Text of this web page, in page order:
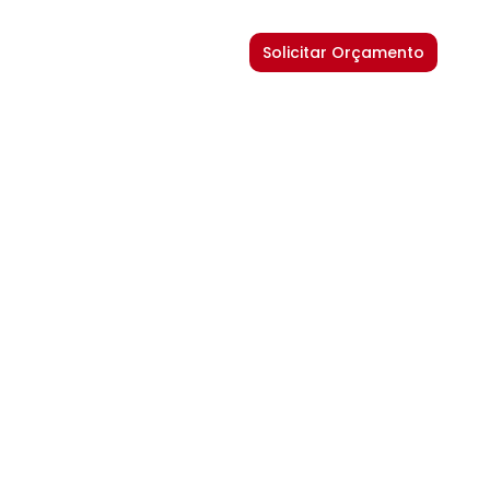
Solicitar Orçamento